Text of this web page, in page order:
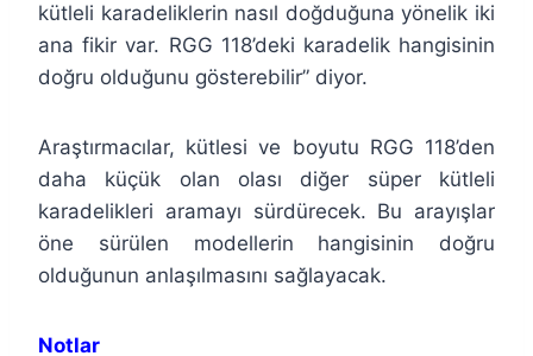
kütleli karadeliklerin nasıl doğduğuna yönelik iki
ana fikir var. RGG 118’deki karadelik hangisinin
doğru olduğunu gösterebilir” diyor.
Araştırmacılar, kütlesi ve boyutu RGG 118’den
daha küçük olan olası diğer süper kütleli
karadelikleri aramayı sürdürecek. Bu arayışlar
öne sürülen modellerin hangisinin doğru
olduğunun anlaşılmasını sağlayacak.
Notlar